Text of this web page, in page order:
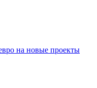
на новые проекты